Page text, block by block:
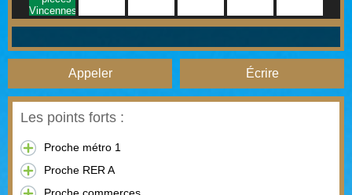
Appeler Écrire
Les points forts :
Proche métro 1
Proche RER A